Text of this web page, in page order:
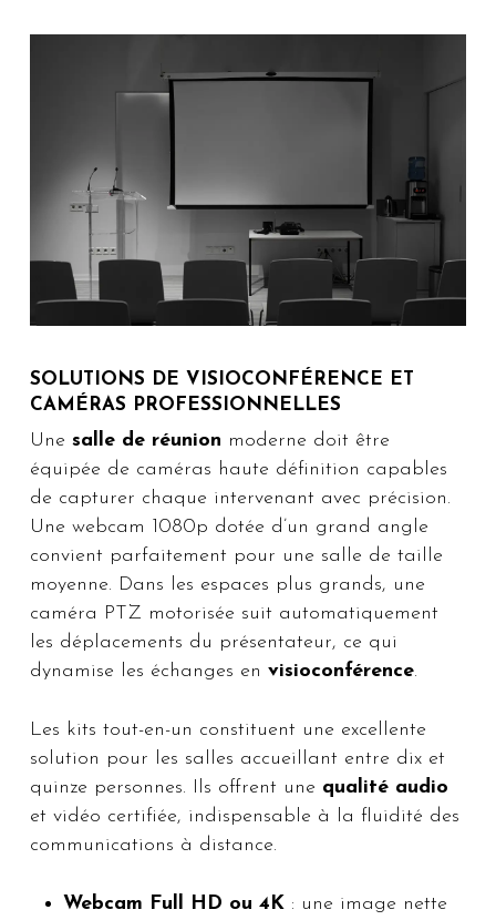
SOLUTIONS DE VISIOCONFÉRENCE ET
CAMÉRAS PROFESSIONNELLES
Une salle de réunion moderne doit être
équipée de caméras haute définition capables
de capturer chaque intervenant avec précision.
Une webcam 1080p dotée d’un grand angle
convient parfaitement pour une salle de taille
moyenne. Dans les espaces plus grands, une
caméra PTZ motorisée suit automatiquement
les déplacements du présentateur, ce qui
dynamise les échanges en visioconférence.
Les kits tout-en-un constituent une excellente
solution pour les salles accueillant entre dix et
quinze personnes. Ils offrent une qualité audio
et vidéo certifiée, indispensable à la fluidité des
communications à distance.
Webcam Full HD ou 4K: une image nette